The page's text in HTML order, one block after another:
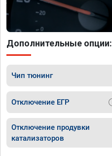
Дополнительные опции:
Чип тюнинг
Отключение ЕГР
Отключение продувки
катализаторов